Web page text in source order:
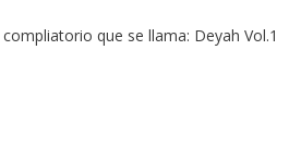
que se llama: Deyah Vol.1